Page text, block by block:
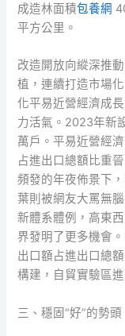
成造林面積包養網
平方公里。
改造開放向縱深推
植，連續打造市場
化平易近營經濟成
力活氣。2023年新
萬戶。平易近營經
占進出口總額比重
頻發的年夜佈景下
葉則被網友大罵無
新體系體例，高東
界發明了更多機會
出口額占進出口總
構建，自貿實驗區
三、穩固“好”的勢